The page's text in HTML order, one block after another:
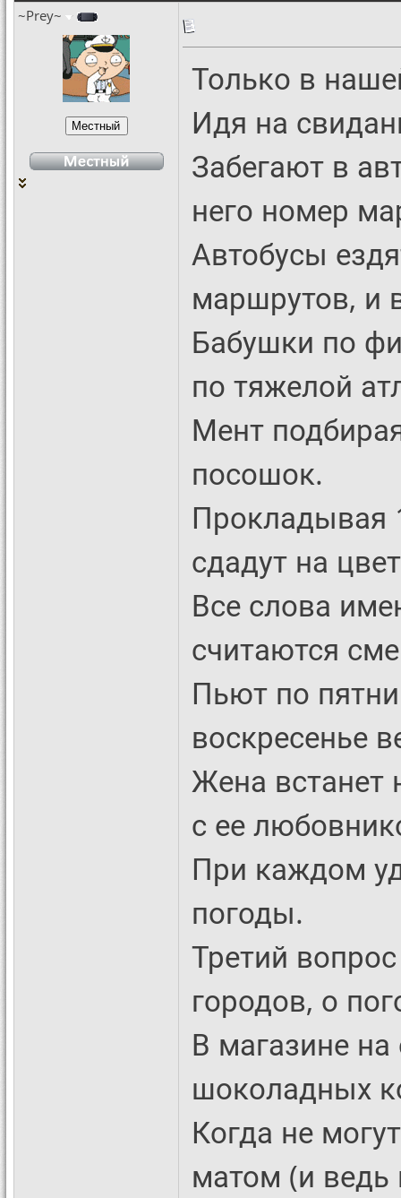
~Prey~
Только в
Идя на
Забегают в
него номер
Автобусы
маршрутов, и
Бабушки по
по тяжелой
Мент
посошок.
Прокладывая
сдадут на
Все слова
считаются
Пьют по
воскресенье
Жена встанет
с ее
При каждом
погоды.
Третий
городов, о
В магазине
шоколадных
Когда не
матом (и ведь